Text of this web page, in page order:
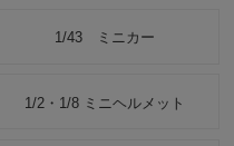
1/43 ミニカー
1/2・1/8 ミニヘルメット